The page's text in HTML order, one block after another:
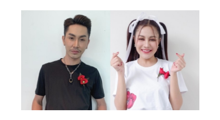
"กะอยากสิมี" ที่มีจังหวะคึกคักและมีเนื้อหาน่ารักๆ บวกกับตัว
มิวสิควีดีโอที่หนุ่มตรีเล่นเองกับบทบาทหนุ่มขี้เหงาที่อยากจะมี
ความรัก อยากจะมีใครสักคนที่คอยห่วงใย เรียกง่ายๆก็คือแฟน
หรือคนรักนั่นเอง